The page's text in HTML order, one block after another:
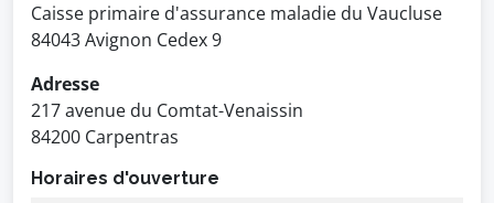
Caisse primaire d'assurance maladie du Vaucluse
84043 Avignon Cedex 9
Adresse
217 avenue du Comtat-Venaissin
84200 Carpentras
Horaires d'ouverture